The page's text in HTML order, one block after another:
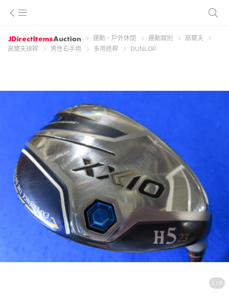
運動、戶外休閒 運動類別
高爾夫
高爾夫球桿
男性右手用 多用途桿 DUNLOP
1 / 8